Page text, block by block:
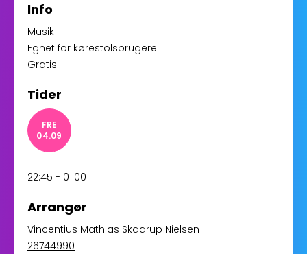
Info
Musik
Egnet for kørestolsbrugere
Gratis
Tider
FRE
04.09
22:45 - 01:00
Arrangør
Vincentius Mathias Skaarup Nielsen
26744990